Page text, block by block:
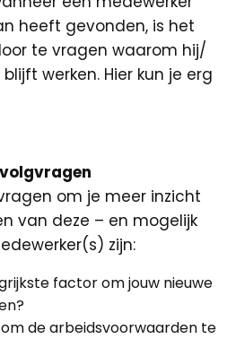
heeft gevonden, is het
te vragen waarom hij/
werken. Hier kun je erg
om je meer inzicht
van deze – en mogelijk
zijn:
factor om jouw nieuwe
de arbeidsvoorwaarden te